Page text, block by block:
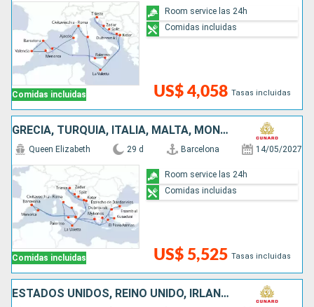
Comidas incluidas US$ 4,058 Tasas incluidas
Room service las 24h
Comidas incluidas
GRECIA, TURQUÍA, ITALIA, MALTA, MONTENEGRO, CROACIA, ESPAÑA
Comidas incluidas
Queen Elizabeth 29 d Barcelona 14/05/2027
US$ 5,525 Tasas incluidas
Room service las 24h
Comidas incluidas
ESTADOS UNIDOS, REINO UNIDO, IRLANDA, FRANCIA, ITALIA, ESPAÑA